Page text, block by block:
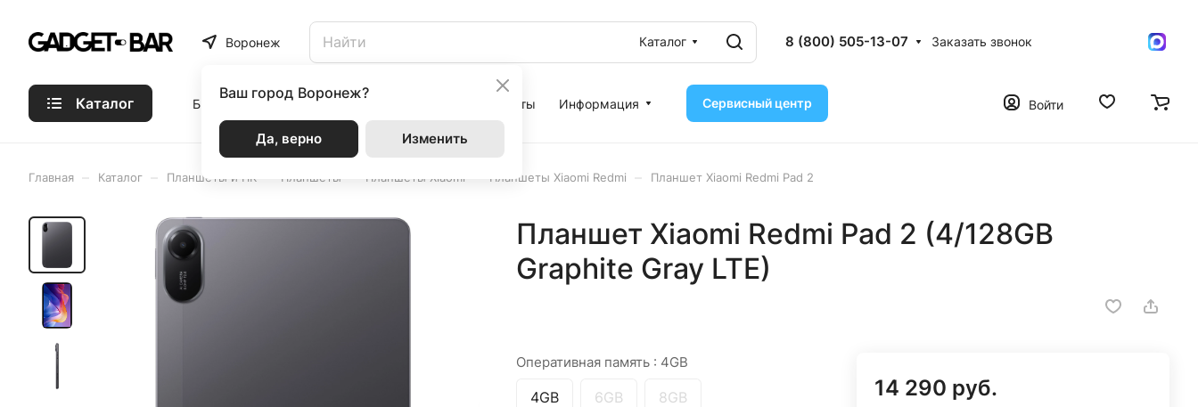
Воронеж
Ваш город Воронеж?
Да, верно Изменить
Каталог 8 (800) 505-13-07 Заказать звонок
Каталог Бренды Статьи Акции Контакты Информация Сервисный центр Войти
Главная Каталог Планшеты и ПК Планшеты Планшеты Xiaomi Планшеты Xiaomi Redmi Планшет Xiaomi Redmi Pad 2
Планшет Xiaomi Redmi Pad 2 (4/128GB
Graphite Gray LTE)
Оперативная память : 4GB
4GB 6GB 8GB 14 290 руб.